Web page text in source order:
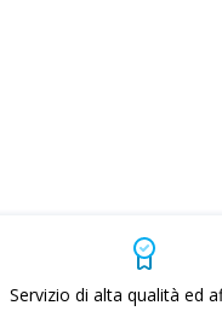
Servizio di alta qualità ed